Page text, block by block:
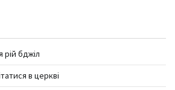
рій бджіл
в церкві